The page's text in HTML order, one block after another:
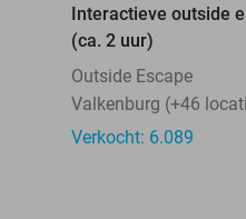
Interactieve outside
(ca. 2 uur)
Outside Escape
Valkenburg (+46
Verkocht: 6.089